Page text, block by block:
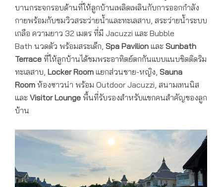
บานกระจกรอบด้านที่ให้ลูกบ้านเพลิดเพลินกับการออกกำลัง
กายพร้อมกับชมวิวสระว่ายน้ำและทะเลสาบ, สระว่ายน้ำระบบ
เกลือ ความยาว 32 เมตร ที่มี Jacuzzi และ Bubble
Bath นวดตัว พร้อมสระเด็ก, Spa Pavilion และ Sunbath
Terrace ที่ให้ลูกบ้านได้ชมพระอาทิตย์ตกกันแบบแนบชิดติดริม
ทะเลสาบ, Locker Room แยกส่วนชาย-หญิง, Sauna
Room ห้องซาวน่า พร้อม Outdoor Jacuzzi, สนามเทนนิส
และ Visitor Lounge พื้นที่รับรองสำหรับแขกคนสำคัญของลูก
บ้าน